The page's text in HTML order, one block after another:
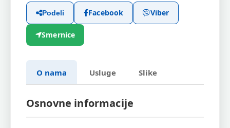
Podeli Facebook Viber
Smernice
O nama Usluge Slike
Osnovne informacije